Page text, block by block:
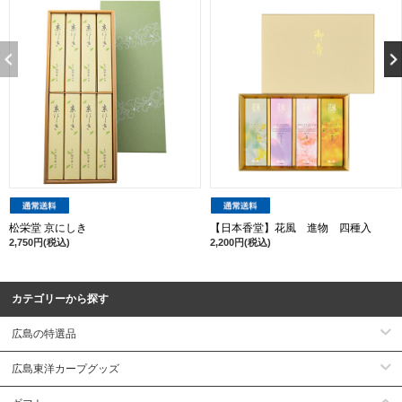
松栄堂 京にしき
2,750円(税込)
【日本香堂】花風 進物 四種入
2,200円(税込)
カテゴリーから探す
広島の特選品
広島東洋カープグッズ